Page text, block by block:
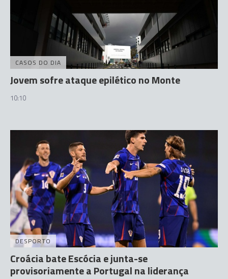
CASOS DO DIA
Jovem sofre ataque epilético no Monte
10:10
DESPORTO
Croácia bate Escócia e junta-se
provisoriamente a Portugal na liderança